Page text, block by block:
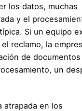
los datos, muchas
y el
Si un equipo
reclamo, la
de documentos
un
atrapada en los